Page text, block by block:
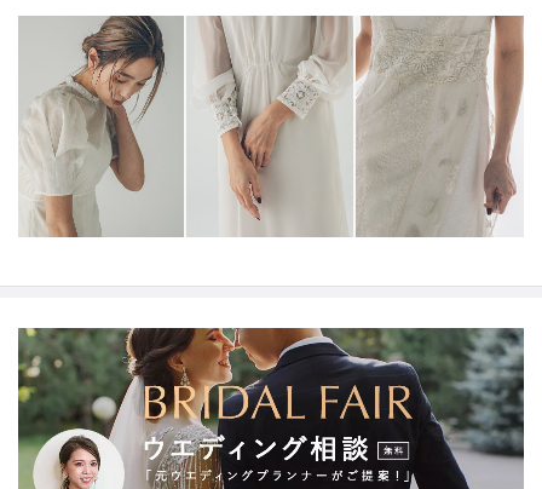
さな頃の宝物に出会うような大切な一着を淡くやさしい
ピンクに滲んだ夕空 風に舞うたんぽぽのわたげ目に移る
美しさを心に描き出す 新しい朝ひかりの扉をあけて幸せ
に向って歩みつづける
花嫁さまへ思いをこめて